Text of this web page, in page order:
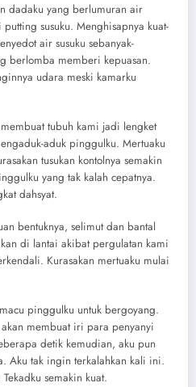
dadaku yang berlumuran air
susuku. Menghisapnya kuat-
air susuku sebanyak-
berlomba memberi kepuasan.
udara meski kamarku
tubuh kami jadi lengket
aduk pinggulku. Mertuaku
tusukan kontolnya semakin
yang tak kalah cepatnya.
dahsyat.
bentuknya, selimut dan bantal
di lantai akibat pergulatan kami
Kurasakan mertuaku mulai
pinggulku untuk bergoyang.
membuat iri para penyanyi
detik kemudian, aku pun
Aku tak ingin terkalahkan kali ini.
semakin kuat.